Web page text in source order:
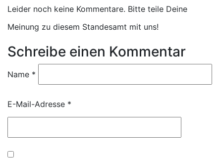
Leider noch keine Kommentare. Bitte teile Deine
Meinung zu diesem Standesamt mit uns!
Schreibe einen Kommentar
Name *
E-Mail-Adresse *